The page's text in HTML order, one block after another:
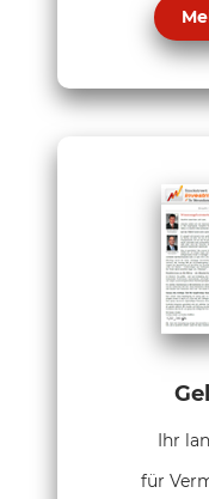
Ihr
für